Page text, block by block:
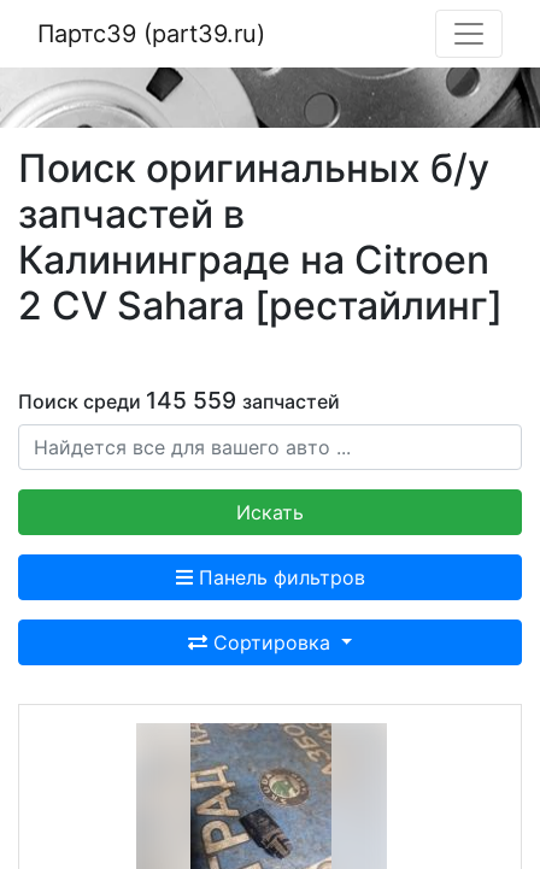
Партс39 (part39.ru)
Поиск оригинальных б/у
запчастей в
Калининграде на Citroen
2 CV Sahara [рестайлинг]
Поиск среди 145 559 запчастей
Искать
Панель фильтров
Сортировка